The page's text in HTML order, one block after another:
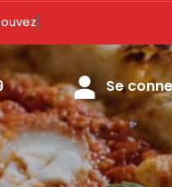
votre repas à parti
Se